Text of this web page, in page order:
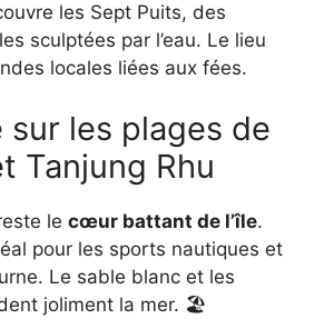
les Sept Puits, des
sculptées par l’eau. Le lieu
locales liées aux fées.
sur les plages de
Tanjung Rhu
le cœur battant de l’île.
pour les sports nautiques et
Le sable blanc et les
joliment la mer. 🏖️